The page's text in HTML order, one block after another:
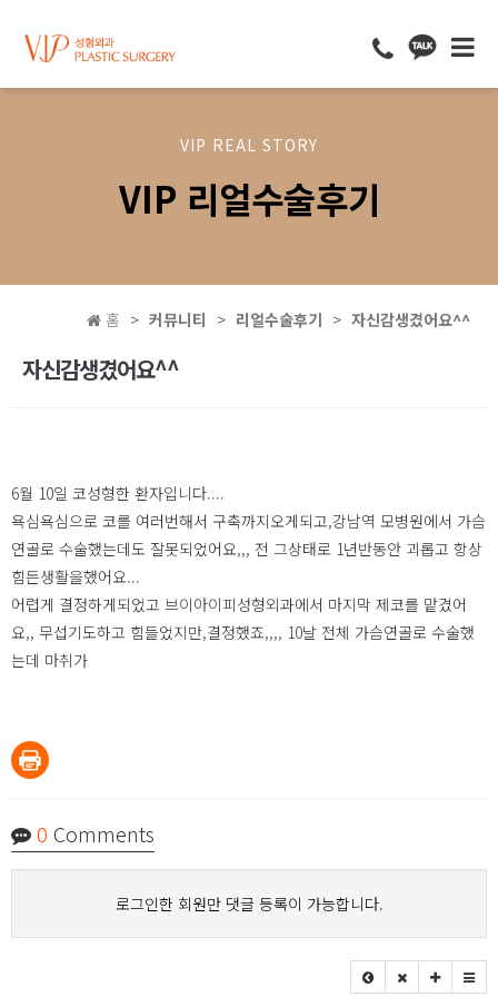
VIP REAL STORY
VIP 리얼수술후기
홈 커뮤니티 리얼수술후기 자신감생겼어요^^
자신감생겼어요^^
6월 10일 코성형한 환자입니다....
욕심욕심으로 코를 여러번해서 구축까지오게되고,강남역 모병원에서 가슴
연골로 수술했는데도 잘못되었어요,,, 전 그상태로 1년반동안 괴롭고 항상
힘든생활을했어요...
어렵게 결정하게되었고 브이아이피성형외과에서 마지막 제코를 맡겼어
요,, 무섭기도하고 힘들었지만,결정했죠,,,, 10날 전체 가슴연골로 수술했
는데 마취가
0 Comments
로그인한 회원만 댓글 등록이 가능합니다.